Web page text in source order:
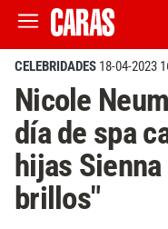
CELEBRIDADES 18-04-2023
Nicole
día de spa
hijas
brillos"